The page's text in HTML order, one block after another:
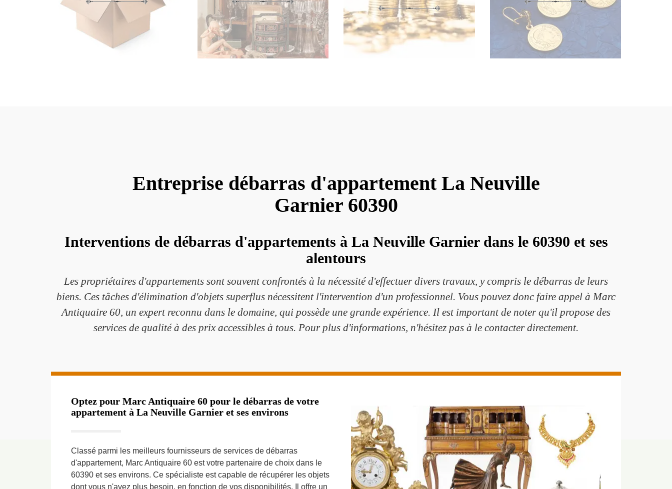
Entreprise débarras d'appartement La Neuville
Garnier 60390
Interventions de débarras d'appartements à La Neuville Garnier dans le 60390 et ses
alentours
Les propriétaires d'appartements sont souvent confrontés à la nécessité d'effectuer divers travaux, y compris le débarras de leurs
biens. Ces tâches d'élimination d'objets superflus nécessitent l'intervention d'un professionnel. Vous pouvez donc faire appel à Marc
Antiquaire 60, un expert reconnu dans le domaine, qui possède une grande expérience. Il est important de noter qu'il propose des
services de qualité à des prix accessibles à tous. Pour plus d'informations, n'hésitez pas à le contacter directement.
Optez pour Marc Antiquaire 60 pour le débarras de votre
appartement à La Neuville Garnier et ses environs
Classé parmi les meilleurs fournisseurs de services de débarras
d'appartement, Marc Antiquaire 60 est votre partenaire de choix dans le
60390 et ses environs. Ce spécialiste est capable de récupérer les objets
dont vous n'avez plus besoin, en fonction de vos disponibilités. Il offre un